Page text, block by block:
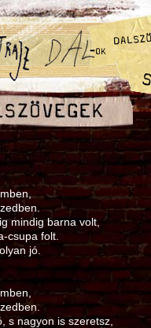
mindig barna volt,
csupa folt.
jó.
s nagyon is szeretsz,